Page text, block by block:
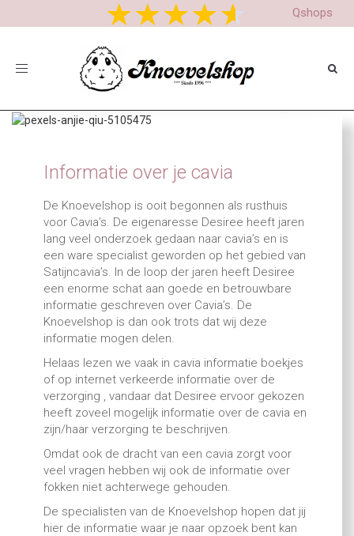
Qshops
Toggle
Informatie over je cavia
De Knoevelshop is ooit begonnen als rusthuis
voor Cavia’s. De eigenaresse Desiree heeft jaren
lang veel onderzoek gedaan naar cavia’s en is
een ware specialist geworden op het gebied van
Satijncavia’s. In de loop der jaren heeft Desiree
een enorme schat aan goede en betrouwbare
informatie geschreven over Cavia’s. De
Knoevelshop is dan ook trots dat wij deze
informatie mogen delen.
Helaas lezen we vaak in cavia informatie boekjes
of op internet verkeerde informatie over de
verzorging , vandaar dat Desiree ervoor gekozen
heeft zoveel mogelijk informatie over de cavia en
zijn/haar verzorging te beschrijven.
Omdat ook de dracht van een cavia zorgt voor
veel vragen hebben wij ook de informatie over
fokken niet achterwege gehouden.
De specialisten van de Knoevelshop hopen dat jij
hier de informatie waar je naar opzoek bent kan